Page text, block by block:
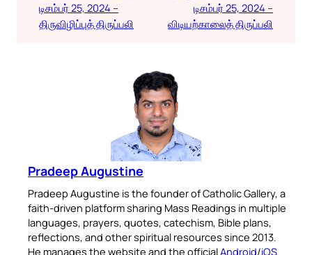
டிசம்பர் 25, 2024 –
திருவிழிப்புத் திருப்பலி
டிசம்பர் 25, 2024 –
விடியற்காலைத் திருப்பலி
Pradeep Augustine
Pradeep Augustine is the founder of Catholic Gallery, a
faith-driven platform sharing Mass Readings in multiple
languages, prayers, quotes, catechism, Bible plans,
reflections, and other spiritual resources since 2013.
He manages the website and the officialAndroid/iOS